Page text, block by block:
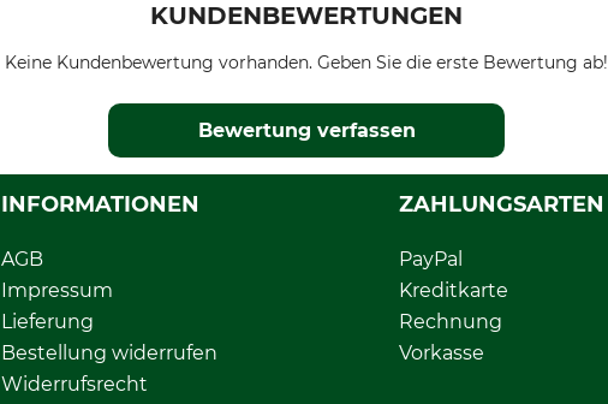
KUNDENBEWERTUNGEN
Keine Kundenbewertung vorhanden. Geben Sie die erste Bewertung ab!
Bewertung verfassen
INFORMATIONEN
AGB
Impressum
Lieferung
Bestellung widerrufen
Widerrufsrecht
ZAHLUNGSARTEN
PayPal
Kreditkarte
Rechnung
Vorkasse